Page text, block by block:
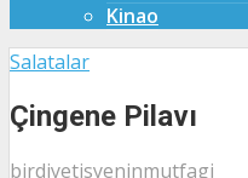
Kinao
Salatalar
Çingene Pilavı
birdiyetisyeninmutfagi